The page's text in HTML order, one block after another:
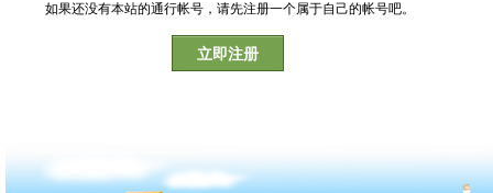
如果还没有本站的通行帐号，请先注册一个属于自己的帐号吧。
立即注册